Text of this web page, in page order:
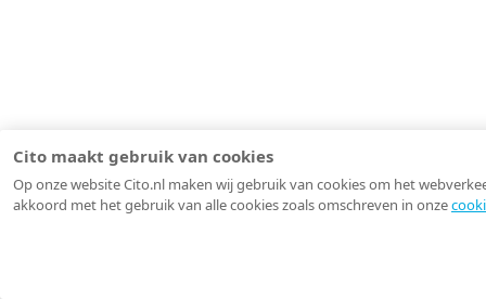
Cito maakt gebruik van cookies
Op onze website Cito.nl maken wij gebruik van cookies om het
akkoord met het gebruik van alle cookies zoals omschreven in onze